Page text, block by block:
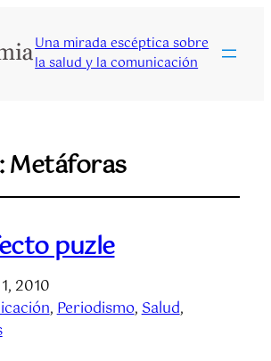
Una mirada escéptica sobre
la salud y la comunicación
Metáforas
puzle
2010
, Periodismo, Salud